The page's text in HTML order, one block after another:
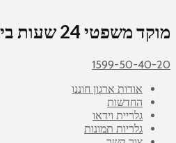
מוקד משפטי 24 שעות ביממה:
1599-50-40-20
אודות ארגון חוננו
החדשות
גלריית וידאו
גלריות תמונות